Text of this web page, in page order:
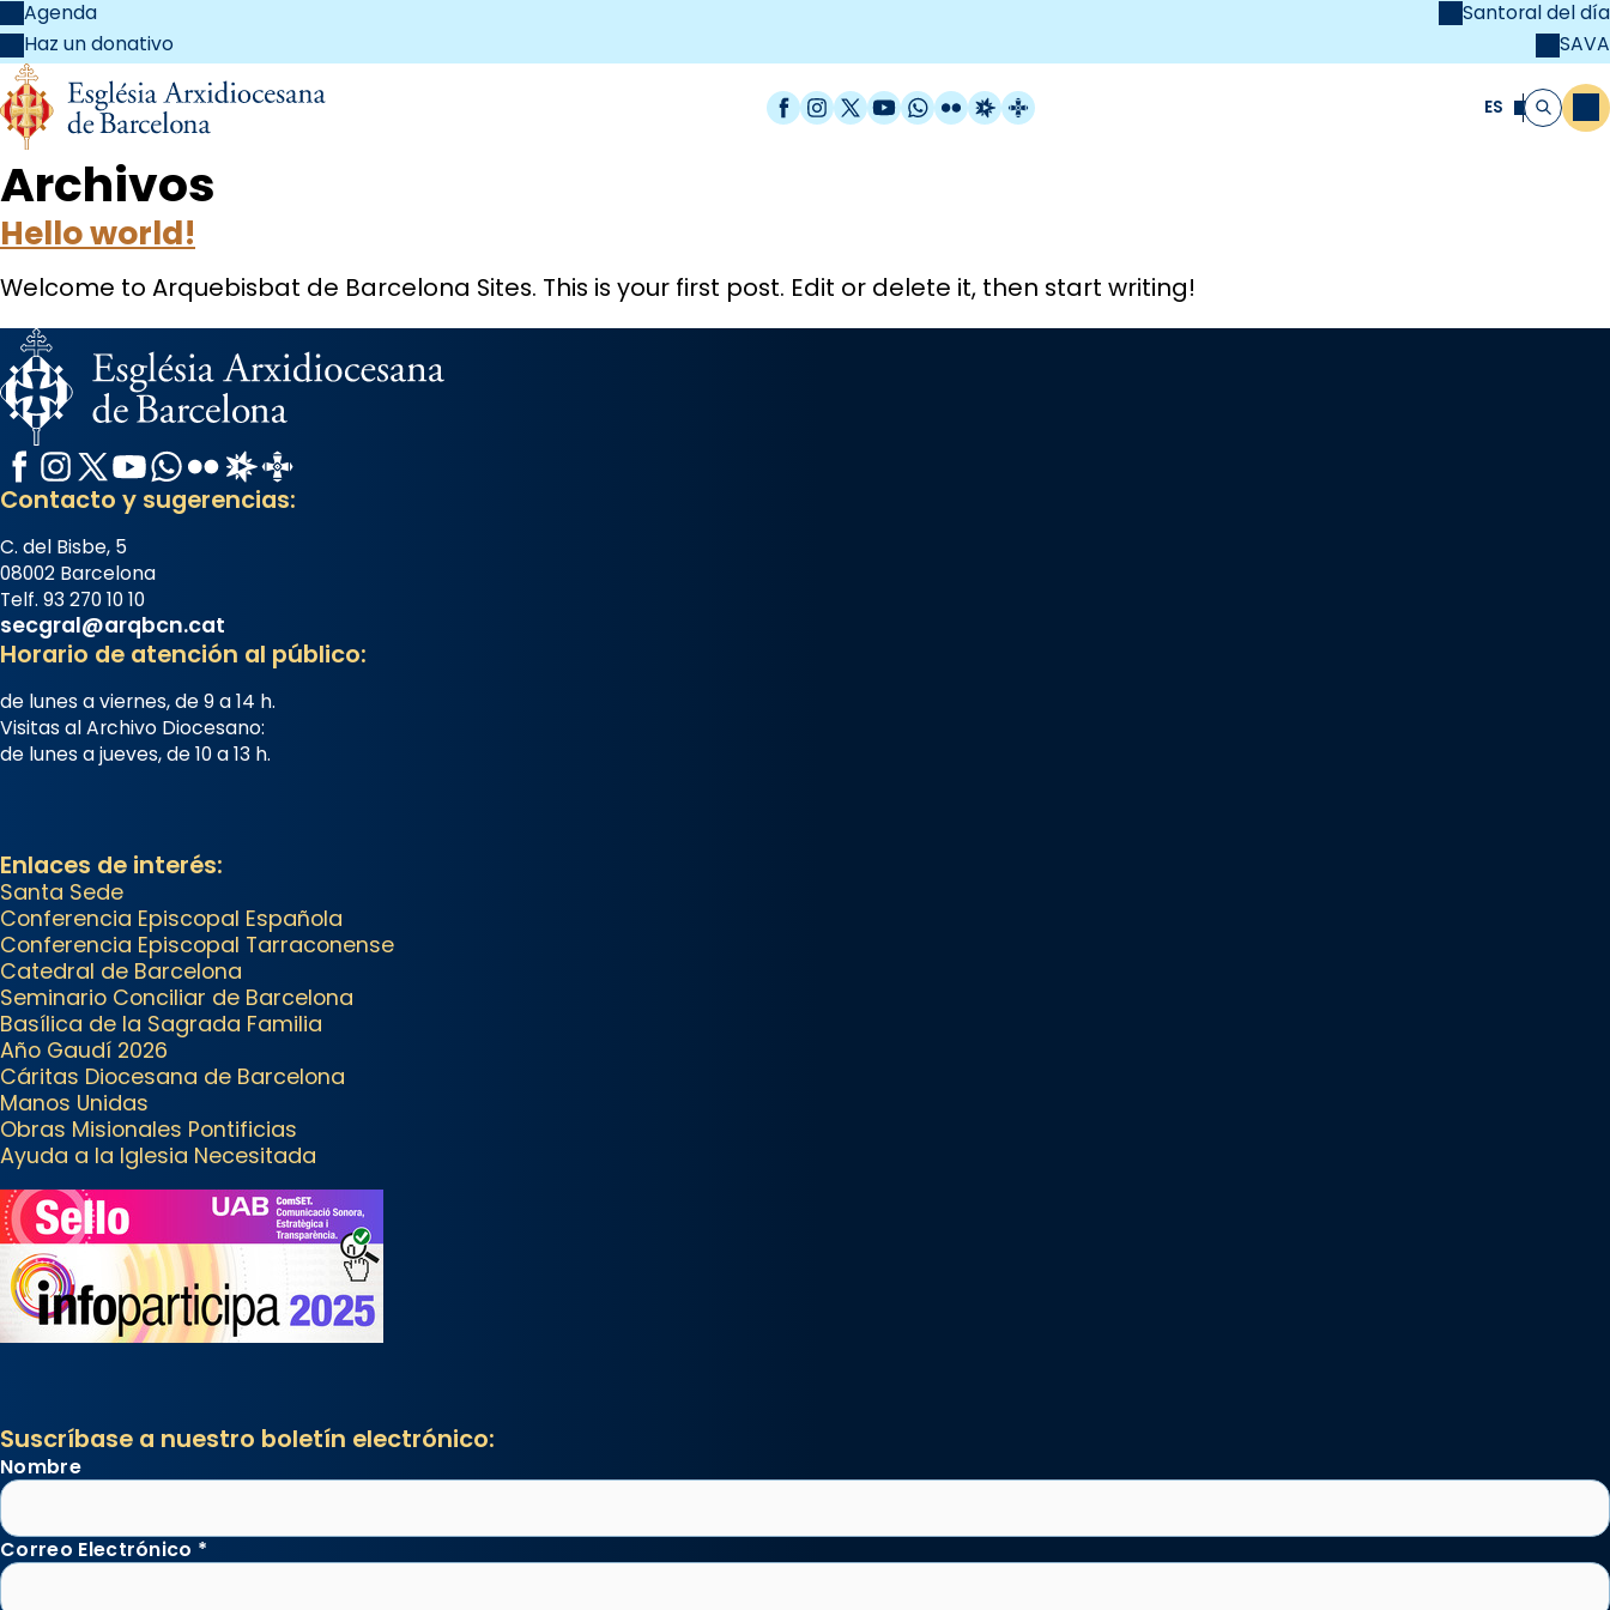
Agenda
Haz un donativo
Santoral del día
SAVA
Facebook
Instagram
X / Twitter
YouTube
WhatsApp
FlickrRadio Estel
Catalunya Cristiana ES Buscar
Archivos
Hello world!
Welcome to Arquebisbat de Barcelona Sites. This is your first post. Edit or delete it, then start writing!
Facebook
Instagram
X / Twitter
YouTube
WhatsApp
FlickrRadio Estel
Catalunya Cristiana
Contacto y sugerencias:
C. del Bisbe, 5
08002 Barcelona
Telf. 93 270 10 10
secgral@arqbcn.cat
Horario de atención al público:
de lunes a viernes, de 9 a 14 h.
Visitas al Archivo Diocesano:
de lunes a jueves, de 10 a 13 h.
Enlaces de interés:
Santa Sede
Conferencia Episcopal Española
Conferencia Episcopal Tarraconense
Catedral de Barcelona
Seminario Conciliar de Barcelona
Basílica de la Sagrada Familia
Año Gaudí 2026
Cáritas Diocesana de Barcelona
Manos Unidas
Obras Misionales Pontificias
Ayuda a la Iglesia Necesitada
Suscríbase a nuestro boletín electrónico:
Nombre
Correo Electrónico *